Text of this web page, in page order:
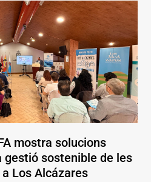
mostra solucions
gestió sostenible de les
Los Alcázares